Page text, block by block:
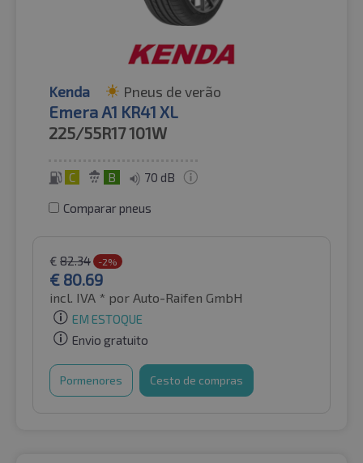
Kenda Pneus de verão
Emera A1 KR41 XL
225/55R17101W
C B 70 dB
Comparar pneus
€ 82.34 -2%
€ 80.69
incl. IVA * por Auto-Raifen GmbH
EM ESTOQUE
Envio gratuito
Pormenores Cesto de compras